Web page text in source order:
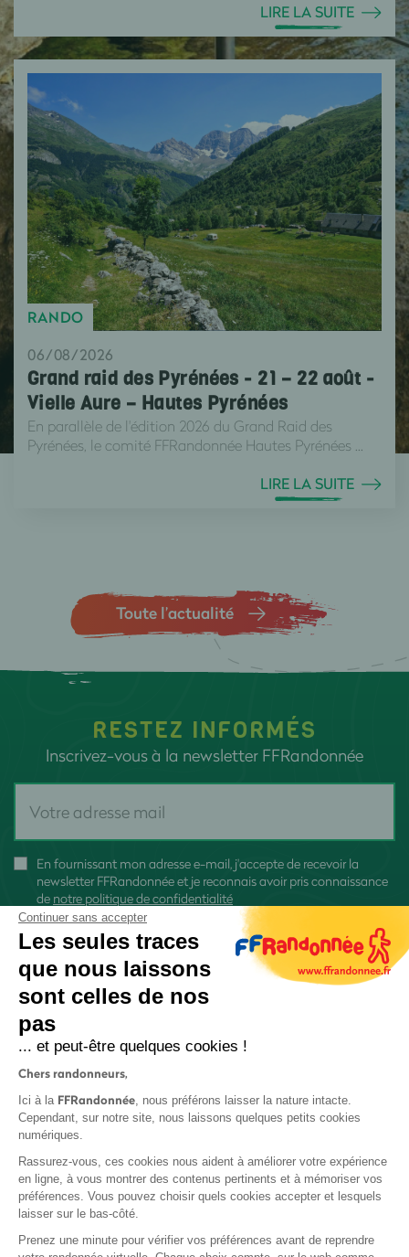
LIRE LA SUITE
RANDO
06/08/2026
Grand raid des Pyrénées - 21 – 22 août -
Vielle Aure – Hautes Pyrénées
En parallèle de l'édition 2026 du Grand Raid des
Pyrénées, le comité FFRandonnée Hautes Pyrénées ...
LIRE LA SUITE
Toute l’actualité
RESTEZ INFORMÉS
Inscrivez-vous à la newsletter FFRandonnée
En fournissant mon adresse e-mail, j'accepte de recevoir la
newsletter FFRandonnée et je reconnais avoir pris connaissance
de notre politique de confidentialité
Protection des données
Politique de confidentialité
Continuer sans accepter
Les seules traces
que nous laissons
sont celles de nos
pas
... et peut-être quelques cookies !
Chers randonneurs,
Ici à la FFRandonnée, nous préférons laisser la nature intacte.
Cependant, sur notre site, nous laissons quelques petits cookies
numériques.
Rassurez-vous, ces cookies nous aident à améliorer votre expérience
en ligne, à vous montrer des contenus pertinents et à mémoriser vos
préférences. Vous pouvez choisir quels cookies accepter et lesquels
laisser sur le bas-côté.
Prenez une minute pour vérifier vos préférences avant de reprendre